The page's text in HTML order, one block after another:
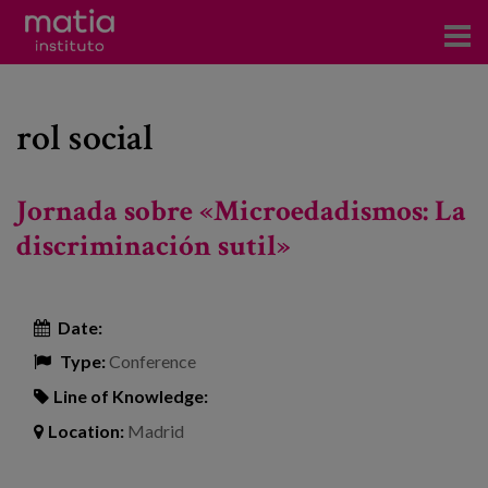
Research
Participation in forums
Training
News
rol social
Jornada sobre «Microedadismos: La
discriminación sutil»
Date:
Type:Conference
Line of Knowledge:
Location: Madrid